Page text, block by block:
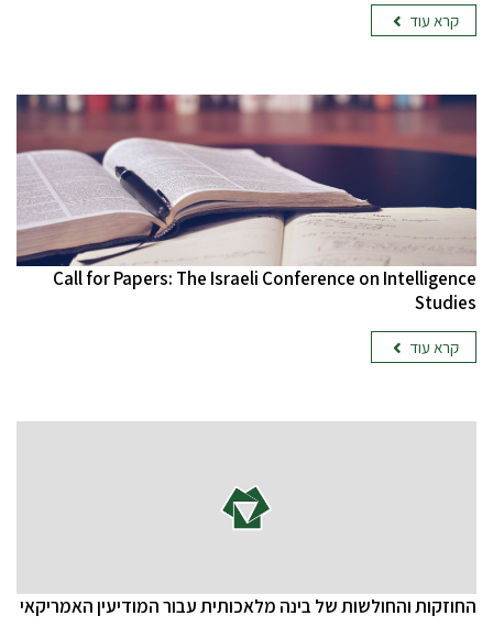
קרא עוד
Call for Papers: The Israeli Conference on Intelligence
Studies
קרא עוד
החוזקות והחולשות של בינה מלאכותית עבור המודיעין האמריקאי